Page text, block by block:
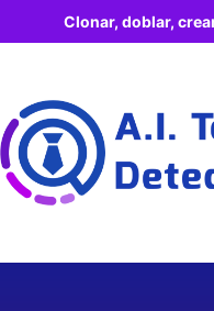
Clonar, doblar,